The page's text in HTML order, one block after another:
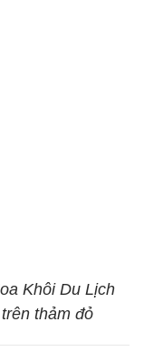
Khôi Du Lịch
thảm đỏ